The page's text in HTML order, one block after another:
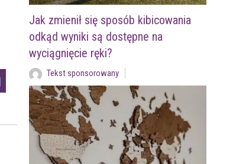
Jak zmienił się sposób kibicowania
odkąd wyniki są dostępne na
wyciągnięcie ręki?
Tekst sponsorowany